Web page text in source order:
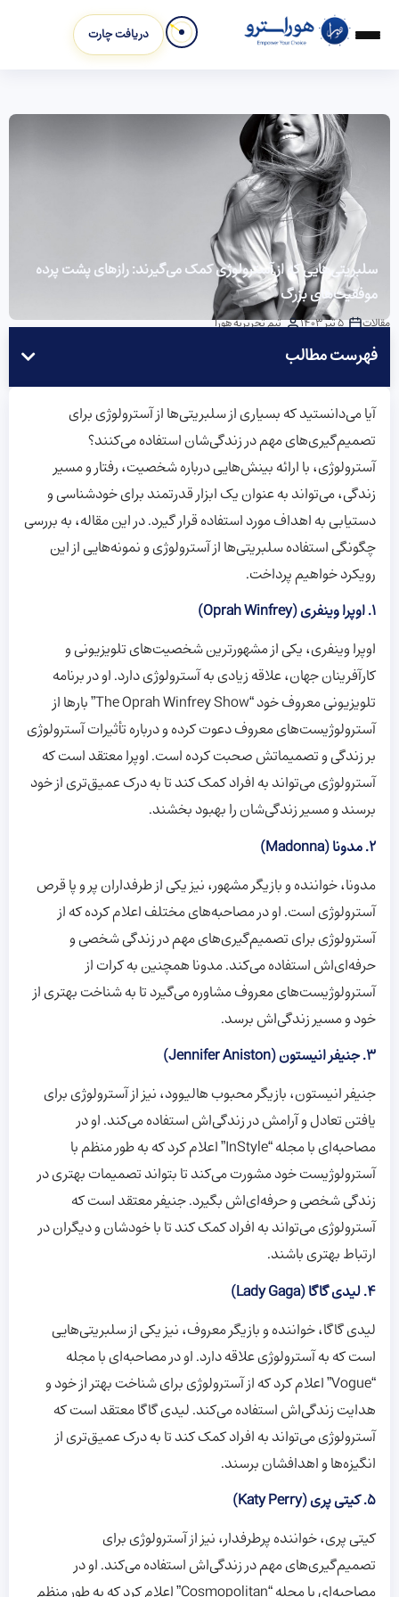
دریافت چارت
سلبریتی‌هایی که از آسترولوژی کمک می‌گیرند: رازهای پشت پرده
موفقیت‌های بزرگ
مقالات 5 تیر 1403 تیم تحریریه هورا
فهرست مطالب
آیا می‌دانستید که بسیاری از سلبریتی‌ها از آسترولوژی برای
تصمیم‌گیری‌های مهم در زندگی‌شان استفاده می‌کنند؟
آسترولوژی، با ارائه بینش‌هایی درباره شخصیت، رفتار و مسیر
زندگی، می‌تواند به عنوان یک ابزار قدرتمند برای خودشناسی و
دستیابی به اهداف مورد استفاده قرار گیرد. در این مقاله، به بررسی
چگونگی استفاده سلبریتی‌ها از آسترولوژی و نمونه‌هایی از این
رویکرد خواهیم پرداخت.
1. اوپرا وینفری (Oprah Winfrey)
اوپرا وینفری، یکی از مشهورترین شخصیت‌های تلویزیونی و
کارآفرینان جهان، علاقه زیادی به آسترولوژی دارد. او در برنامه
تلویزیونی معروف خود “The Oprah Winfrey Show” بارها از
آسترولوژیست‌های معروف دعوت کرده و درباره تأثیرات آسترولوژی
بر زندگی و تصمیماتش صحبت کرده است. اوپرا معتقد است که
آسترولوژی می‌تواند به افراد کمک کند تا به درک عمیق‌تری از خود
برسند و مسیر زندگی‌شان را بهبود بخشند.
2. مدونا (Madonna)
مدونا، خواننده و بازیگر مشهور، نیز یکی از طرفداران پر و پا قرص
آسترولوژی است. او در مصاحبه‌های مختلف اعلام کرده که از
آسترولوژی برای تصمیم‌گیری‌های مهم در زندگی شخصی و
حرفه‌ای‌اش استفاده می‌کند. مدونا همچنین به کرات از
آسترولوژیست‌های معروف مشاوره می‌گیرد تا به شناخت بهتری از
خود و مسیر زندگی‌اش برسد.
3. جنیفر انیستون (Jennifer Aniston)
جنیفر انیستون، بازیگر محبوب هالیوود، نیز از آسترولوژی برای
یافتن تعادل و آرامش در زندگی‌اش استفاده می‌کند. او در
مصاحبه‌ای با مجله “InStyle” اعلام کرد که به طور منظم با
آسترولوژیست خود مشورت می‌کند تا بتواند تصمیمات بهتری در
زندگی شخصی و حرفه‌ای‌اش بگیرد. جنیفر معتقد است که
آسترولوژی می‌تواند به افراد کمک کند تا با خودشان و دیگران در
ارتباط بهتری باشند.
4. لیدی گاگا (Lady Gaga)
لیدی گاگا، خواننده و بازیگر معروف، نیز یکی از سلبریتی‌هایی
است که به آسترولوژی علاقه دارد. او در مصاحبه‌ای با مجله
“Vogue” اعلام کرد که از آسترولوژی برای شناخت بهتر از خود و
هدایت زندگی‌اش استفاده می‌کند. لیدی گاگا معتقد است که
آسترولوژی می‌تواند به افراد کمک کند تا به درک عمیق‌تری از
انگیزه‌ها و اهدافشان برسند.
5. کیتی پری (Katy Perry)
کیتی پری، خواننده پرطرفدار، نیز از آسترولوژی برای
تصمیم‌گیری‌های مهم در زندگی‌اش استفاده می‌کند. او در